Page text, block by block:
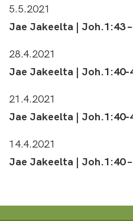
5.5.2021
Jae Jakeelta | Joh.1:43
28.4.2021
Jae Jakeelta | Joh.1:40-
21.4.2021
Jae Jakeelta | Joh.1:40-
14.4.2021
Jae Jakeelta | Joh.1:40